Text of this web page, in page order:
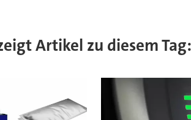
Artikel zu diesem